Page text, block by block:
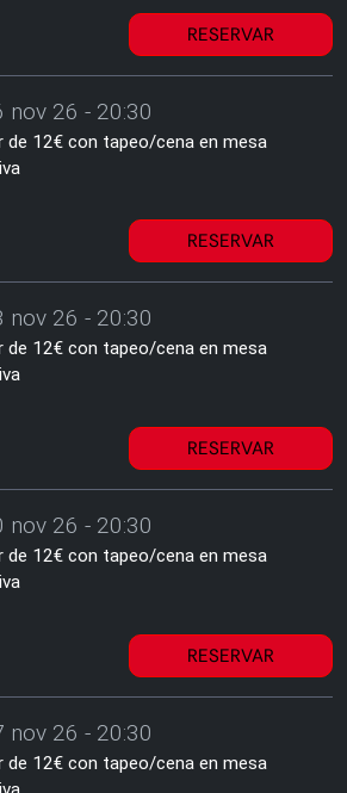
RESERVAR
nov 26 - 20:30
de 12€ con tapeo/cena en mesa
RESERVAR
nov 26 - 20:30
de 12€ con tapeo/cena en mesa
RESERVAR
nov 26 - 20:30
de 12€ con tapeo/cena en mesa
RESERVAR
nov 26 - 20:30
de 12€ con tapeo/cena en mesa